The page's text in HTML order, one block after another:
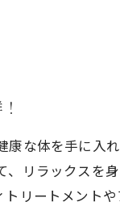
康な体を手に入
、リラックスを
トリートメント